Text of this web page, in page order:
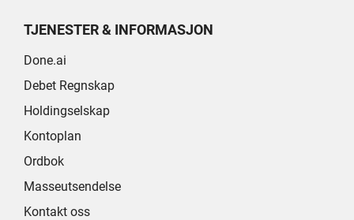
TJENESTER & INFORMASJON
Done.ai
Debet Regnskap
Holdingselskap
Kontoplan
Ordbok
Masseutsendelse
Kontakt oss